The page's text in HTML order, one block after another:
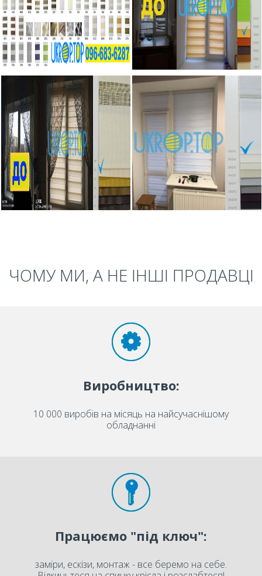
ЧОМУ МИ, А НЕ ІНШІ ПРОДАВЦІ
Виробництво:
10 000 виробів на місяць на найсучаснішому
обладнанні
Працюємо "під ключ":
заміри, ескізи, монтаж - все беремо на себе.